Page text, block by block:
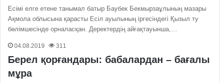
Есімі елге етене танымал батыр Баубек Бекмырзаұлының мазары
Ақмола облысына қарасты Есіл ауылының іргесіндегі Қызыл ту
бөлімшесінде орналасқан. Деректердің айғақтауынша,…
04.08.2019 311
Берел қорғандары: бабалардан – бағалы
мұра